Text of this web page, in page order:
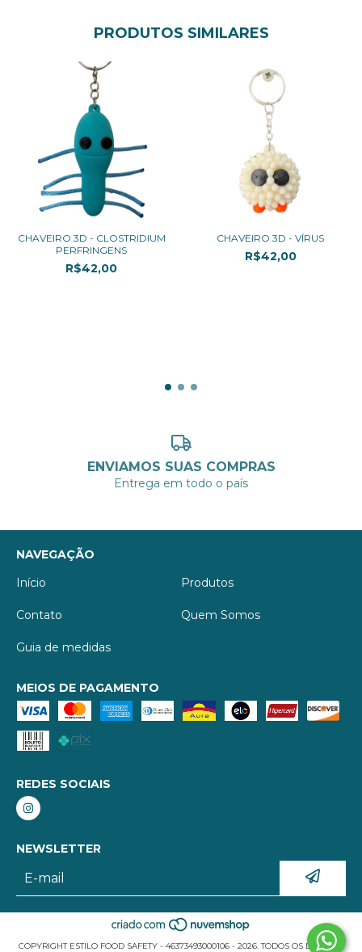
PRODUTOS SIMILARES
CHAVEIRO 3D - CLOSTRIDIUM
PERFRINGENS
R$42,00
CHAVEIRO 3D - VÍRUS
R$42,00
ENVIAMOS SUAS COMPRAS
Entrega em todo o país
NAVEGAÇÃO
Início
Produtos
Contato Quem Somos
Guia de medidas
MEIOS DE PAGAMENTO
REDES SOCIAIS
NEWSLETTER
COPYRIGHT ESTILO FOOD SAFETY - 46373493000106 - 2026. TODOS OS DIREITOS